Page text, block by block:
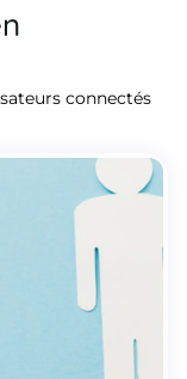
connectés